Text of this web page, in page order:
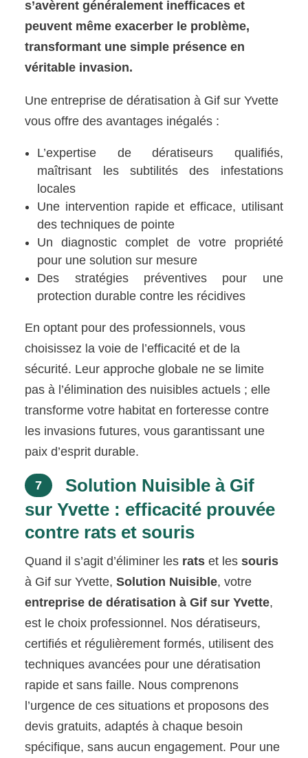
s’avèrent généralement inefficaces et
peuvent même exacerber le problème,
transformant une simple présence en
véritable invasion.
Une entreprise de dératisation à Gif sur Yvette
vous offre des avantages inégalés :
L’expertise de dératiseurs qualifiés,
maîtrisant les subtilités des infestations
locales
Une intervention rapide et efficace, utilisant
des techniques de pointe
Un diagnostic complet de votre propriété
pour une solution sur mesure
Des stratégies préventives pour une
protection durable contre les récidives
En optant pour des professionnels, vous
choisissez la voie de l’efficacité et de la
sécurité. Leur approche globale ne se limite
pas à l’élimination des nuisibles actuels ; elle
transforme votre habitat en forteresse contre
les invasions futures, vous garantissant une
paix d’esprit durable.
7
Solution Nuisible à Gif
sur Yvette : efficacité prouvée
contre rats et souris
Quand il s’agit d’éliminer les rats et lessouris
à Gif sur Yvette,Solution Nuisible, votre
entreprise de dératisation à Gif sur Yvette,
est le choix professionnel. Nos dératiseurs,
certifiés et régulièrement formés, utilisent des
techniques avancées pour une dératisation
rapide et sans faille. Nous comprenons
l’urgence de ces situations et proposons des
devis gratuits, adaptés à chaque besoin
spécifique, sans aucun engagement. Pour une